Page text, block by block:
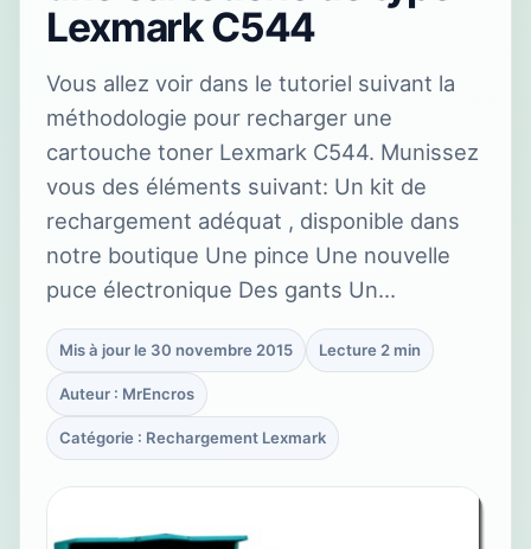
Lexmark C544
Vous allez voir dans le tutoriel suivant la
méthodologie pour recharger une
cartouche toner Lexmark C544. Munissez
vous des éléments suivant: Un kit de
rechargement adéquat , disponible dans
notre boutique Une pince Une nouvelle
puce électronique Des gants Un…
Mis à jour le 30 novembre 2015 Lecture 2 min
Auteur : MrEncros
Catégorie : Rechargement Lexmark